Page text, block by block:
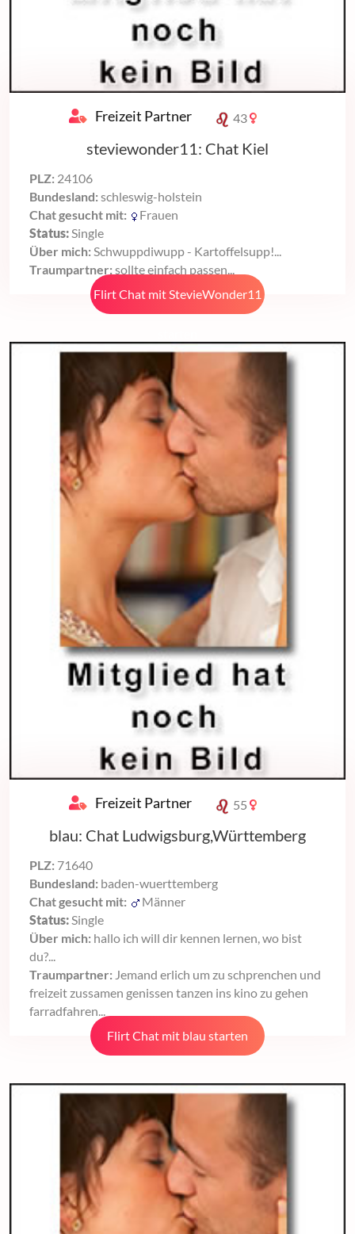
Freizeit Partner 43
steviewonder11: Chat Kiel
PLZ: 24106
Bundesland: schleswig-holstein
Chat gesucht mit:
Frauen
Status:Single
Über mich: Schwuppdiwupp - Kartoffelsupp!...
Traumpartner: sollte einfach passen...
Flirt Chat mit StevieWonder11
Freizeit Partner 55
blau: Chat Ludwigsburg,Württemberg
PLZ: 71640
Bundesland: baden-wuerttemberg
Chat gesucht mit:
Männer
Status: Single
Über mich: hallo ich will dir kennen lernen, wo bist
du?...
Traumpartner: Jemand erlich um zu schprenchen und
freizeit zussamen genissen tanzen ins kino zu gehen
farradfahren...
Flirt Chat mit blau starten